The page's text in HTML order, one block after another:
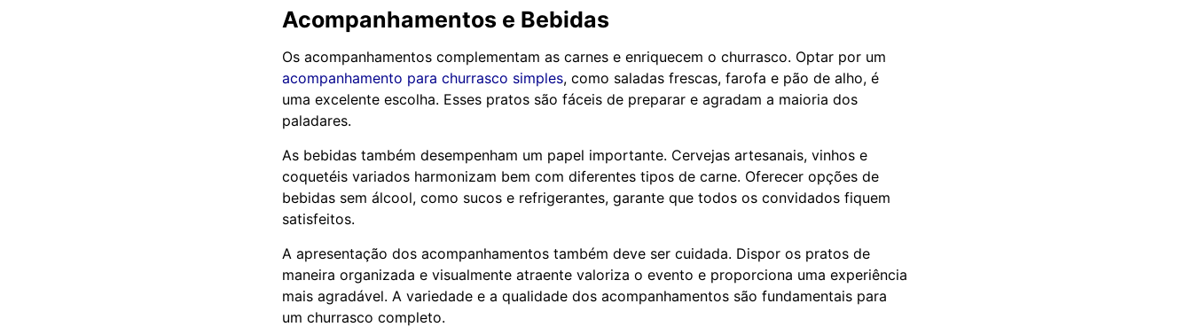
Acompanhamentos e Bebidas
Os acompanhamentos complementam as carnes e enriquecem o churrasco. Optar por um
acompanhamento para churrasco simples, como saladas frescas, farofa e pão de alho, é
uma excelente escolha. Esses pratos são fáceis de preparar e agradam a maioria dos
paladares.
As bebidas também desempenham um papel importante. Cervejas artesanais, vinhos e
coquetéis variados harmonizam bem com diferentes tipos de carne. Oferecer opções de
bebidas sem álcool, como sucos e refrigerantes, garante que todos os convidados fiquem
satisfeitos.
A apresentação dos acompanhamentos também deve ser cuidada. Dispor os pratos de
maneira organizada e visualmente atraente valoriza o evento e proporciona uma experiência
mais agradável. A variedade e a qualidade dos acompanhamentos são fundamentais para
um churrasco completo.